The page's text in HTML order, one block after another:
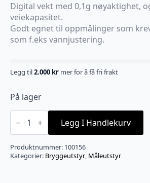
Digital vekt med 0,1g nøyaktighet,
veiekapasitet.
Godt egnet til oppmålinger som
som f.eks vannjustering.
Legg til2.000 kr mer for å få fri frakt
På lager
Digital
vekt
1000g
antall
Legg I Handlekurv
Produktnummer: 100156
Kategorier: Bryggeutstyr, Måleutstyr